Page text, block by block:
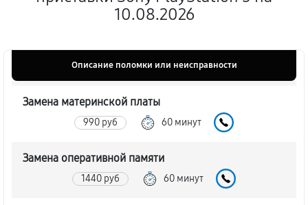
10.08.2026
Описание поломки или неисправности
Замена материнской платы
990 руб 60 минут
Замена оперативной памяти
1440 руб 60 минут